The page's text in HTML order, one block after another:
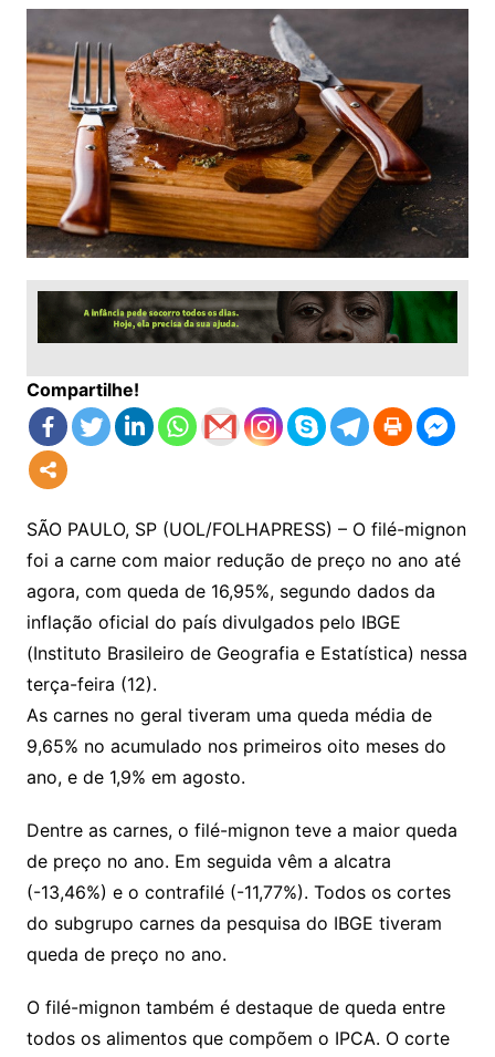
Compartilhe!
SÃO PAULO, SP (UOL/FOLHAPRESS) – O filé-mignon
foi a carne com maior redução de preço no ano até
agora, com queda de 16,95%, segundo dados da
inflação oficial do país divulgados pelo IBGE
(Instituto Brasileiro de Geografia e Estatística) nessa
terça-feira (12).
As carnes no geral tiveram uma queda média de
9,65% no acumulado nos primeiros oito meses do
ano, e de 1,9% em agosto.
Dentre as carnes, o filé-mignon teve a maior queda
de preço no ano. Em seguida vêm a alcatra
(-13,46%) e o contrafilé (-11,77%). Todos os cortes
do subgrupo carnes da pesquisa do IBGE tiveram
queda de preço no ano.
O filé-mignon também é destaque de queda entre
todos os alimentos que compõem o IPCA. O corte